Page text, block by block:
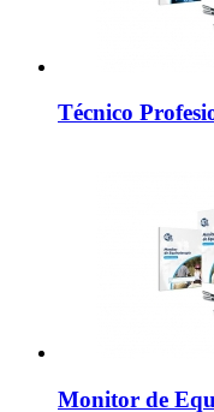
Técnico
Monitor de